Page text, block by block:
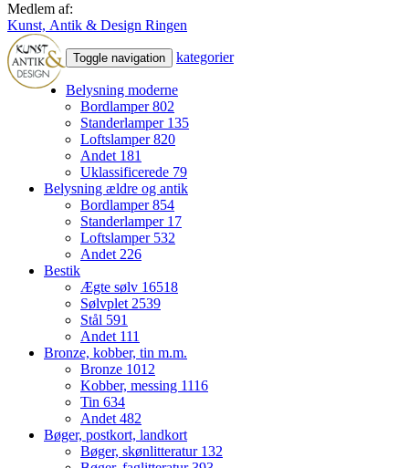
Medlem af:
Kunst, Antik & Design Ringen
Toggle navigation kategorier
Belysning moderne
Bordlamper802
Standerlamper 135
Loftslamper820
Andet 181
Uklassificerede 79
Belysning ældre og antik
Bordlamper854
Standerlamper 17
Loftslamper 532
Andet226
Bestik
Ægte sølv 16518
Sølvplet2539
Stål 591
Andet 111
Bronze, kobber, tin m.m.
Bronze 1012
Kobber, messing 1116
Tin 634
Andet482
Bøger, postkort, landkort
Bøger, skønlitteratur 132